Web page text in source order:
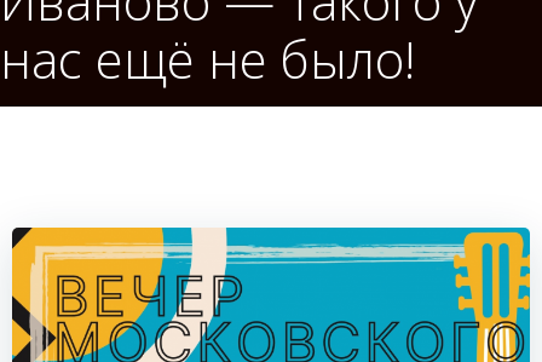
нас ещё не было!